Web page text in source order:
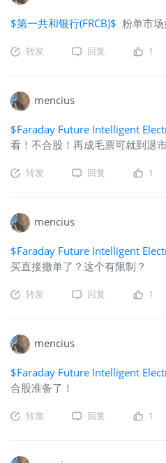
$第一共和银行(FRCB)$ 粉单市
转发 回复 1
mencius
$Faraday Future Intelligent
看！不合股！再成毛票可就到退
转发 回复 1
mencius
$Faraday Future Intelligent
买直接撤单了？这个有限制？
转发 回复 1
mencius
$Faraday Future Intelligent
合股准备了！
转发 回复 1